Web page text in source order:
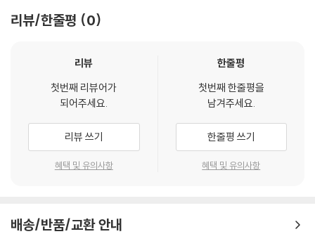
리뷰/한줄평 0
리뷰
첫번째 리뷰어가
되어주세요.
리뷰 쓰기
혜택 및 유의사항
한줄평
첫번째 한줄평을
남겨주세요.
한줄평 쓰기
혜택 및 유의사항
배송/반품/교환 안내